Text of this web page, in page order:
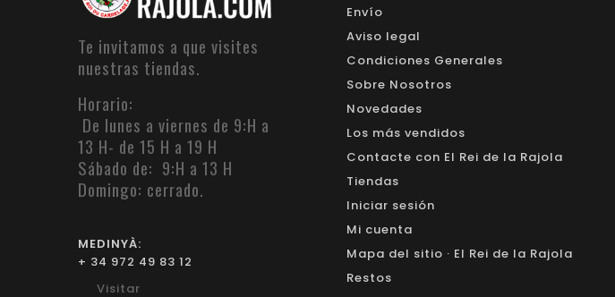
Te invitamos a que visites
nuestras tiendas.
Horario:
De lunes a viernes de 9:H a
13 H- de 15 H a 19 H
Sábado de: 9:H a 13 H
Domingo: cerrado.
MEDINYÀ:
+ 34 972 49 83 12
Visitar
Envío
Aviso legal
Condiciones Generales
Sobre Nosotros
Novedades
Los más vendidos
Contacte con El Rei de la Rajola
Tiendas
Iniciar sesión
Mi cuenta
Mapa del sitio · El Rei de la Rajola
Restos